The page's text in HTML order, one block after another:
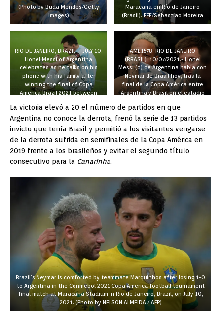
(Photo by Buda Mendes/Getty
Images)
Maracana en Río de Janeiro
(Brasil). EFE/Sebastiao Moreira
RIO DE JANEIRO, BRAZIL – JULY 10:
Lionel Messi of Argentina
celebrates as he talks on his
phone with his family after
winning the final of Copa
America Brazil 2021 between
Maracana Stadium on July 10,
2021 in Rio de Janeiro, Brazil.
(Photo by Alexandre
Schneider/Getty Images)
AME1578. RÍO DE JANEIRO
(BRASIL), 10/07/2021.- Lionel
Messi (d) de Argentina habla con
Neymar de Brasil hoy, tras la
final de la Copa América entre
Argentina y Brasil en el estadio
(Brasil). EFE/ANTONIO LACERDA
La victoria elevó a 20 el número de partidos en que
Argentina no conoce la derrota, frenó la serie de 13 partidos
invicto que tenía Brasil y permitió a los visitantes vengarse
de la derrota sufrida en semifinales de la Copa América en
2019 frente a los brasileños y evitar el segundo título
consecutivo para la Canarinha.
Brazil’s Neymar is comforted by teammate Marquinhos after losing 1-0
to Argentina in the Conmebol 2021 Copa America football tournament
final match at Maracana Stadium in Rio de Janeiro, Brazil, on July 10,
2021. (Photo by NELSON ALMEIDA / AFP)